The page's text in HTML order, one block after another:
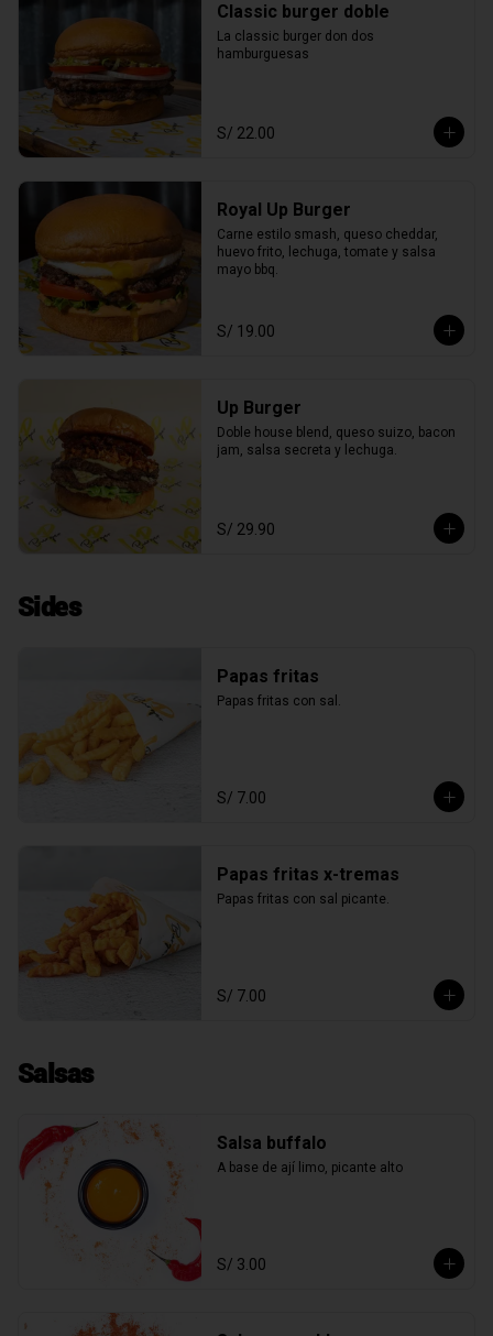
Classic burger doble
La classic burger don dos
hamburguesas
S/ 22.00
Royal Up Burger
Carne estilo smash, queso cheddar,
huevo frito, lechuga, tomate y salsa
mayo bbq.
S/ 19.00
Up Burger
Doble house blend, queso suizo, bacon
jam, salsa secreta y lechuga.
S/ 29.90
Sides
Papas fritas
Papas fritas con sal.
S/ 7.00
Papas fritas x-tremas
Papas fritas con sal picante.
S/ 7.00
Salsas
Salsa buffalo
A base de ají limo, picante alto
S/ 3.00